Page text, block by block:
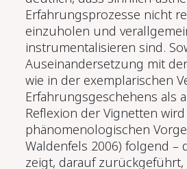
Erfahrungsprozesse nicht
einzuholen und
instrumentalisieren sind.
Auseinandersetzung mit
wie in der exemplarischen
Erfahrungsgeschehens als
Reflexion der Vignetten
phänomenologischen
Waldenfels 2006) folgend –
zeigt, darauf zurückgeführt,